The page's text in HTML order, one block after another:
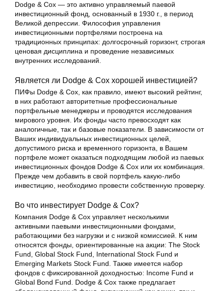
Dodge & Cox — это активно управляемый паевой
инвестиционный фонд, основанный в 1930 г., в период
Великой депрессии. Философия управления
инвестиционными портфелями построена на
традиционных принципах: долгосрочный горизонт, строгая
ценовая дисциплина и проведение независимых
внутренних исследований.
Является ли Dodge & Cox хорошей инвестицией?
ПИФы Dodge & Cox, как правило, имеют высокий рейтинг,
в них работают авторитетные профессиональные
портфельные менеджеры и проводятся исследования
мирового уровня. Их фонды часто превосходят как
аналогичные, так и базовые показатели. В зависимости от
Ваших индивидуальных инвестиционных целей,
допустимого риска и временного горизонта, в Вашем
портфеле может оказаться подходящим любой из паевых
инвестиционных фондов Dodge & Cox или их комбинация.
Прежде чем добавить в свой портфель какую-либо
инвестицию, необходимо провести собственную проверку.
Во что инвестирует Dodge & Cox?
Компания Dodge & Cox управляет несколькими
активными паевыми инвестиционными фондами,
работающими без нагрузки и с низкой комиссией. К ним
относятся фонды, ориентированные на акции: The Stock
Fund, Global Stock Fund, International Stock Fund и
Emerging Markets Stock Fund. Также имеется набор
фондов с фиксированной доходностью: Income Fund и
Global Bond Fund. Dodge & Cox также предлагает